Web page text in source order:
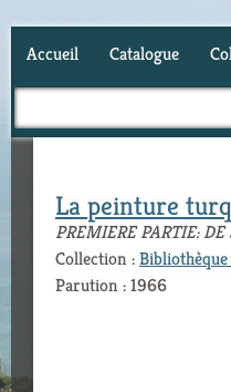
Accueil Catalogue
La peinture
PREMIERE PARTIE:
Collection :
Parution : 1966